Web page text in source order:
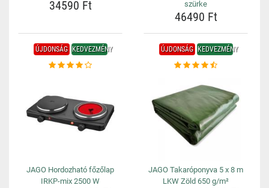
34590 Ft
szürke
46490 Ft
ÚJDONSÁG KEDVEZMÉNY
JAGO Hordozható főzőlap
IRKP-mix 2500 W
ÚJDONSÁG KEDVEZMÉNY
JAGO Takaróponyva 5 x 8 m
LKW Zöld 650 g/m²